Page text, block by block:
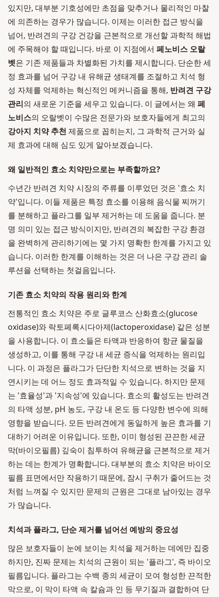
있지만, 대부분 기호성에만 초점을 맞추거나 물리적인 마찰
에 의존하는 경우가 많습니다. 이제는 이러한 접근 방식을
넘어, 반려견의 구강 건강을 근본적으로 개선할 과학적 해법
에 주목해야 할 때입니다. 바로 이 지점에서 페노비스 오랄
벳은 기존 제품들과 차별화된 가치를 제시합니다. 단순한 세
정 효과를 넘어 구강 내 유해균 생태계를 조절하고 치석 형
성 자체를 억제하는 혁신적인 메커니즘을 통해, 반려견 구강
관리의 새로운 기준을 세우고 있습니다. 이 글에서는 왜 페
노비스의 오랄벳이 수많은 전문가와 보호자들에게 최고의
강아지 치약 추천 제품으로 꼽히는지, 그 과학적 근거와 실
제 효과에 대해 심도 있게 알아보겠습니다.
왜 일반적인 효소 치약만으로는 부족할까요?
수년간 반려견 치약 시장의 주류를 이루었던 것은 '효소 치
약'입니다. 이들 제품은 특정 효소를 이용해 음식물 찌꺼기
를 분해하고 플라그를 일부 제거하는 데 도움을 줍니다. 분
명 의미 있는 접근 방식이지만, 반려견의 복잡한 구강 환경
을 완벽하게 관리하기에는 몇 가지 명확한 한계를 가지고 있
습니다. 이러한 한계를 이해하는 것은 더 나은 구강 관리 솔
루션을 선택하는 첫걸음입니다.
기존 효소 치약의 작용 원리와 한계
전통적인 효소 치약은 주로 글루코스 산화효소(glucose
oxidase)와 락토페록시다아제(lactoperoxidase) 같은 성분
을 사용합니다. 이 효소들은 타액과 반응하여 항균 물질을
생성하고, 이를 통해 구강 내 세균 증식을 억제하는 원리입
니다. 이 과정은 플라그가 단단한 치석으로 변하는 것을 지
연시키는 데 어느 정도 효과적일 수 있습니다. 하지만 문제
는 '효율성'과 '지속성'에 있습니다. 효소의 활성도는 반려견
의 타액 성분, pH 농도, 구강 내 온도 등 다양한 변수에 의해
영향을 받습니다. 모든 반려견에게 동일하게 높은 효과를 기
대하기 어려운 이유입니다. 또한, 이미 형성된 끈끈한 세균
막(바이오필름) 깊숙이 침투하여 유해균을 근본적으로 제거
하는 데는 한계가 명확합니다. 대부분의 효소 치약은 바이오
필름 표면에서만 작용하기 때문에, 잠시 구취가 줄어드는 것
처럼 느껴질 수 있지만 문제의 근원은 그대로 남아있는 경우
가 많습니다.
치석과 플라그, 단순 제거를 넘어선 예방의 중요성
많은 보호자들이 눈에 보이는 치석을 제거하는 데에만 집중
하지만, 진짜 문제는 치석의 근원이 되는 '플라그', 즉 바이오
필름입니다. 플라그는 수백 종의 세균이 모여 형성한 끈적한
막으로, 이 막이 타액 속 칼슘과 인 등 무기질과 결합하여 단